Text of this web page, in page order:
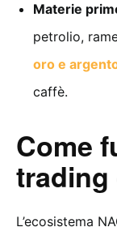
Materie
petrolio,
oro e
caffè.
Come
trading
L’ecosistema